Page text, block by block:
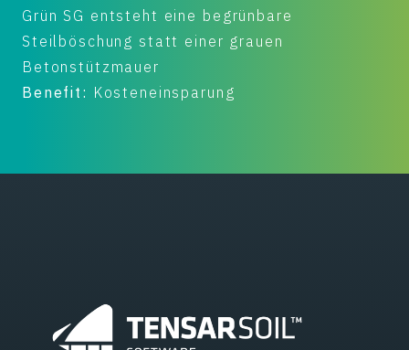
Grün SG entsteht eine begrünbare
Steilböschung statt einer grauen
Betonstützmauer
Benefit: Kosteneinsparung